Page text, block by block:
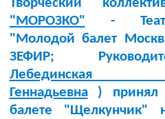
Творческий
"МОРОЗКО" -
"Молодой балет
ЗЕФИР;
Лебединская
Геннадьевна) принял
балете "Щелкунчик"